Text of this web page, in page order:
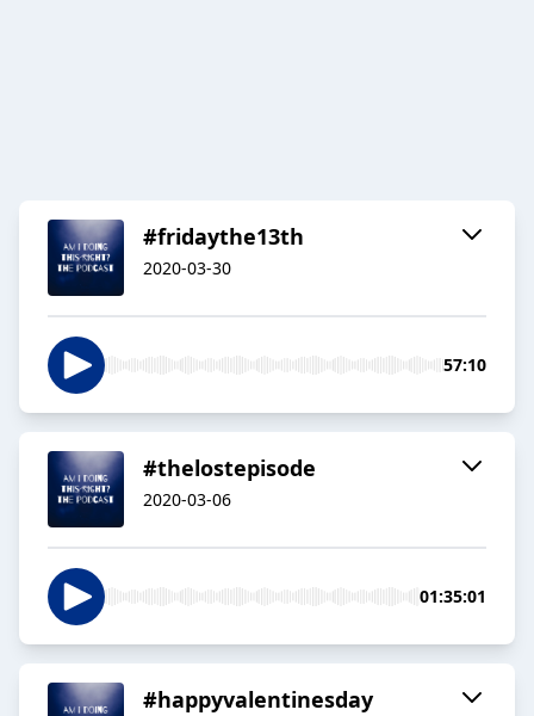
#fridaythe13th
2020-03-30
57:10
#thelostepisode
2020-03-06
01:35:01
#happyvalentinesday